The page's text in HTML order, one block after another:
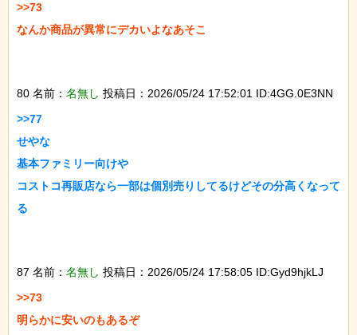
>>73
なんか商品が異常にデカいよなあそこ
80 名前： 名無し 投稿日：2026/05/24 17:52:01 ID:4GG.0E3NN
>>77
せやな
基本ファミリー向けや
コストコ再販店なら一部は個別売りしてるけどその分高くなって
る
87 名前： 名無し 投稿日：2026/05/24 17:58:05 ID:Gyd9hjkLJ
>>73
明らかに安いのもあるぞ